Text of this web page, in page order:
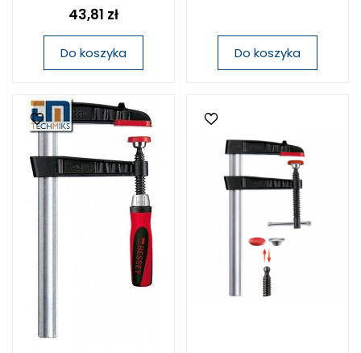
43,81 zł
Do koszyka Do koszyka